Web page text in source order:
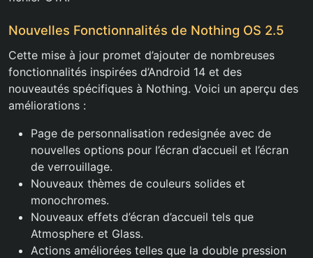
Nouvelles Fonctionnalités de Nothing OS 2.5
Cette mise à jour promet d’ajouter de nombreuses
fonctionnalités inspirées d’Android 14 et des
nouveautés spécifiques à Nothing. Voici un aperçu des
améliorations :
Page de personnalisation redesignée avec de
nouvelles options pour l’écran d’accueil et l’écran
de verrouillage.
Nouveaux thèmes de couleurs solides et
monochromes.
Nouveaux effets d’écran d’accueil tels que
Atmosphere et Glass.
Actions améliorées telles que la double pression